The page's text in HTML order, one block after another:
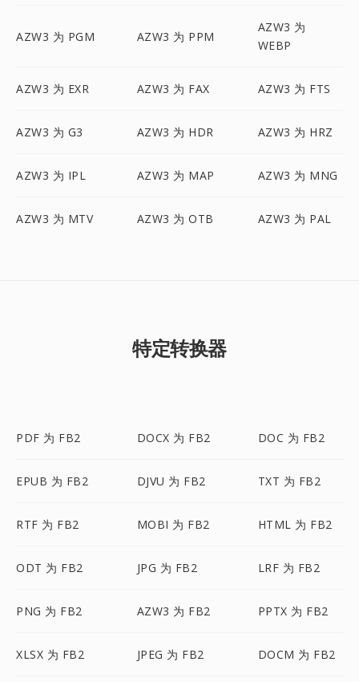
AZW3 为 PGM AZW3 为 PPM
AZW3 为
WEBP
AZW3 为 EXR AZW3 为 FAX AZW3 为 FTS
AZW3 为 G3 AZW3 为 HDR AZW3 为 HRZ
AZW3 为 IPL AZW3 为 MAP AZW3 为 MNG
AZW3 为 MTV AZW3 为 OTB AZW3 为 PAL
特定转换器
PDF 为 FB2 DOCX 为 FB2 DOC 为 FB2
EPUB 为 FB2 DJVU 为 FB2 TXT 为 FB2
RTF 为 FB2 MOBI 为 FB2 HTML 为 FB2
ODT 为 FB2 JPG 为 FB2 LRF 为 FB2
PNG 为 FB2 AZW3 为 FB2 PPTX 为 FB2
XLSX 为 FB2 JPEG 为 FB2 DOCM 为 FB2